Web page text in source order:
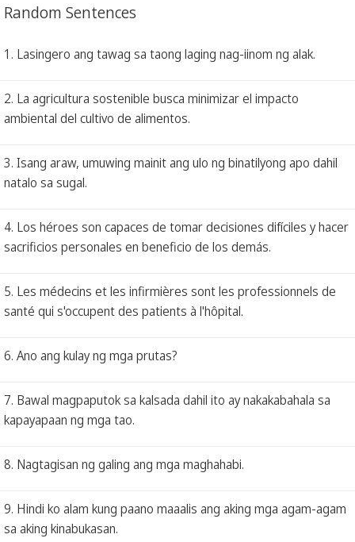
Random Sentences
1. Lasingero ang tawag sa taong laging nag-iinom ng alak.
2. La agricultura sostenible busca minimizar el impacto
ambiental del cultivo de alimentos.
3. Isang araw, umuwing mainit ang ulo ng binatilyong apo dahil
natalo sa sugal.
4. Los héroes son capaces de tomar decisiones difíciles y hacer
sacrificios personales en beneficio de los demás.
5. Les médecins et les infirmières sont les professionnels de
santé qui s'occupent des patients à l'hôpital.
6. Ano ang kulay ng mga prutas?
7. Bawal magpaputok sa kalsada dahil ito ay nakakabahala sa
kapayapaan ng mga tao.
8. Nagtagisan ng galing ang mga maghahabi.
9. Hindi ko alam kung paano maaalis ang aking mga agam-agam
sa aking kinabukasan.